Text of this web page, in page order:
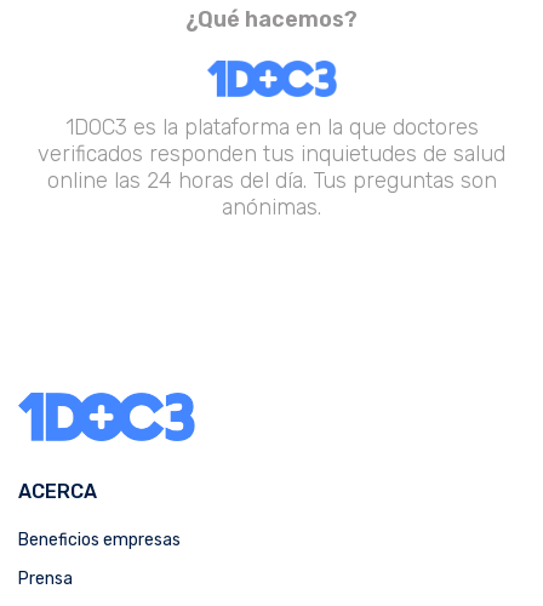
¿Qué hacemos?
1DOC3 es la plataforma en la que doctores
verificados responden tus inquietudes de salud
online las 24 horas del día. Tus preguntas son
anónimas.
ACERCA
Beneficios empresas
Prensa